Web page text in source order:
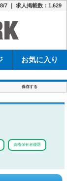
7 ｜ 求人掲載数：1,629
お気に入り
保存する
資格保有者優遇